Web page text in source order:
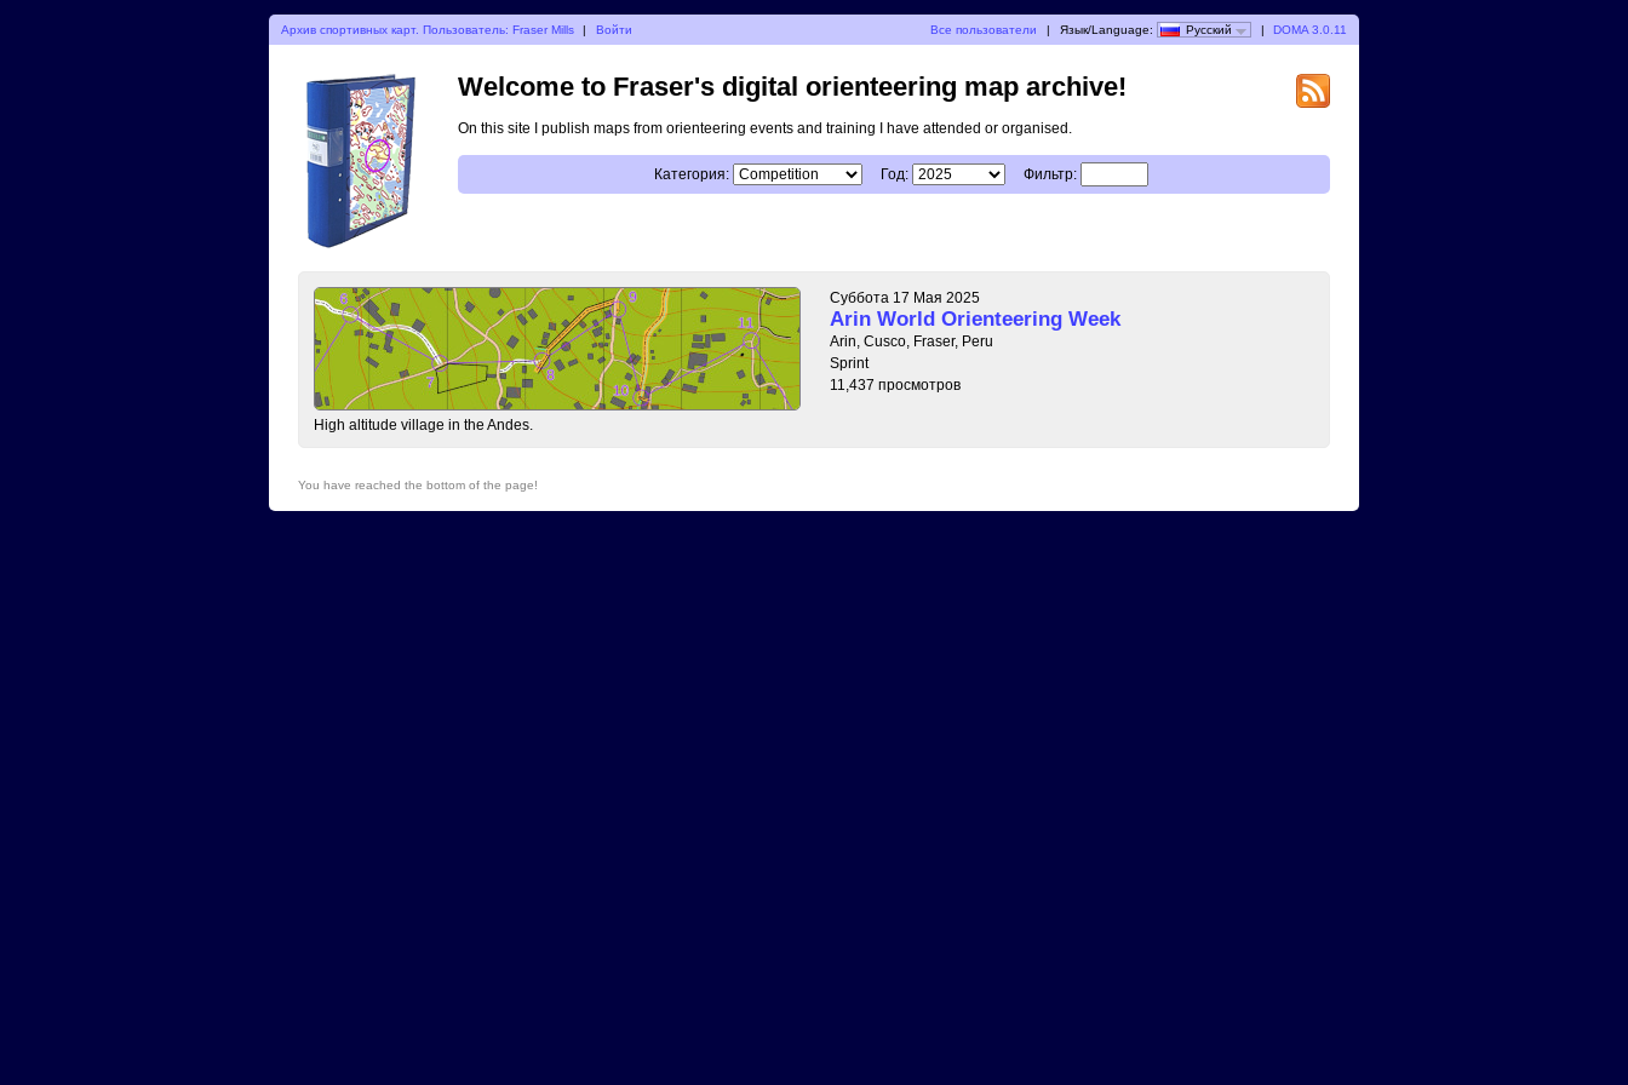
Архив спортивных карт. Пользователь: Fraser Mills | Войти Все пользователи | Язык/Language: Русский | DOMA 3.0.11
Welcome to Fraser's digital orienteering map archive!
On this site I publish maps from orienteering events and training I have attended or organised.
Категория: Год: Фильтр:
Суббота 17 Мая 2025
Arin World Orienteering Week
Arin, Cusco, Fraser, Peru
Sprint
11,437 просмотров
High altitude village in the Andes.
You have reached the bottom of the page!